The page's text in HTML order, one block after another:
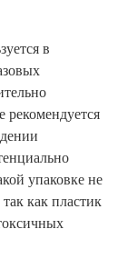
в
рекомендуется
упаковке не
как пластик